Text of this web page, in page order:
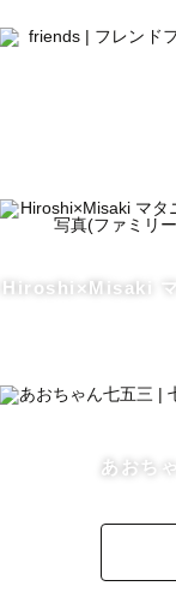
いただければ対
▼夜景の撮影・ス
【最後まで読ん
撮影に関するご
Hiroshi×Misaki マ
あおち